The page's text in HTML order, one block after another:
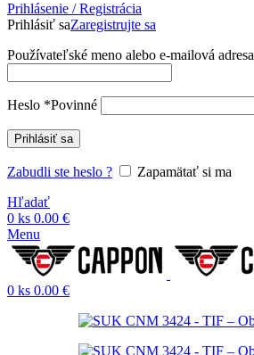
Prihlásenie / Registrácia
Prihlásiť saZaregistrujte sa
Používateľské meno alebo e-mailová adresa
Heslo *Povinné
Prihlásiť sa
Zabudli ste heslo ?
Zapamätať si ma
Hľadať
0 ks 0.00 €
Menu
0 ks 0.00 €